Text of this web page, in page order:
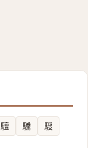
驙 驣
騪